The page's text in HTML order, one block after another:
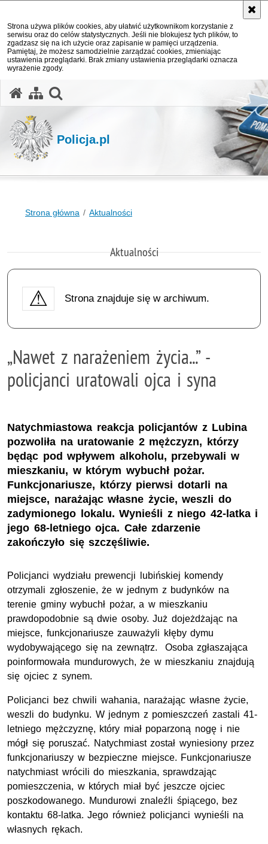
Strona używa plików cookies, aby ułatwić użytkownikom korzystanie z
serwisu oraz do celów statystycznych. Jeśli nie blokujesz tych plików, to
zgadzasz się na ich użycie oraz zapisanie w pamięci urządzenia.
Pamiętaj, że możesz samodzielnie zarządzać cookies, zmieniając
ustawienia przeglądarki. Brak zmiany ustawienia przeglądarki oznacza
wyrażenie zgody.
Policja.pl
Strona główna Aktualności
Aktualności
Strona znajduje się w archiwum.
„Nawet z narażeniem życia...” -
policjanci uratowali ojca i syna
Natychmiastowa reakcja policjantów z Lubina
pozwoliła na uratowanie 2 mężczyzn, którzy
będąc pod wpływem alkoholu, przebywali w
mieszkaniu, w którym wybuchł pożar.
Funkcjonariusze, którzy pierwsi dotarli na
miejsce, narażając własne życie, weszli do
zadymionego lokalu. Wynieśli z niego 42-latka i
jego 68-letniego ojca. Całe zdarzenie
zakończyło się szczęśliwie.
Policjanci wydziału prewencji lubińskiej komendy
otrzymali zgłoszenie, że w jednym z budynków na
terenie gminy wybuchł pożar, a w mieszkaniu
prawdopodobnie są dwie osoby. Już dojeżdżając na
miejsce, funkcjonariusze zauważyli kłęby dymu
wydobywającego się na zewnątrz. Osoba zgłaszająca
poinformowała mundurowych, że w mieszkaniu znajdują
się ojciec z synem.
Policjanci bez chwili wahania, narażając własne życie,
weszli do budynku. W jednym z pomieszczeń zastali 41-
letniego mężczyznę, który miał poparzoną nogę i nie
mógł się poruszać. Natychmiast został wyniesiony przez
funkcjonariuszy w bezpieczne miejsce. Funkcjonariusze
natychmiast wrócili do mieszkania, sprawdzając
pomieszczenia, w których miał być jeszcze ojciec
poszkodowanego. Mundurowi znaleźli śpiącego, bez
kontaktu 68-latka. Jego również policjanci wynieśli na
własnych rękach.